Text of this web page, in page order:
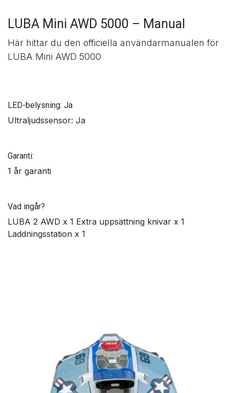
LUBA Mini AWD 5000 – Manual
Här hittar du den officiella användarmanualen för
LUBA Mini AWD 5000
LED-belysning: Ja
Ultraljudssensor: Ja
Garanti:
1 år garanti
Vad ingår?
LUBA 2 AWD x 1 Extra uppsättning knivar x 1
Laddningsstation x 1